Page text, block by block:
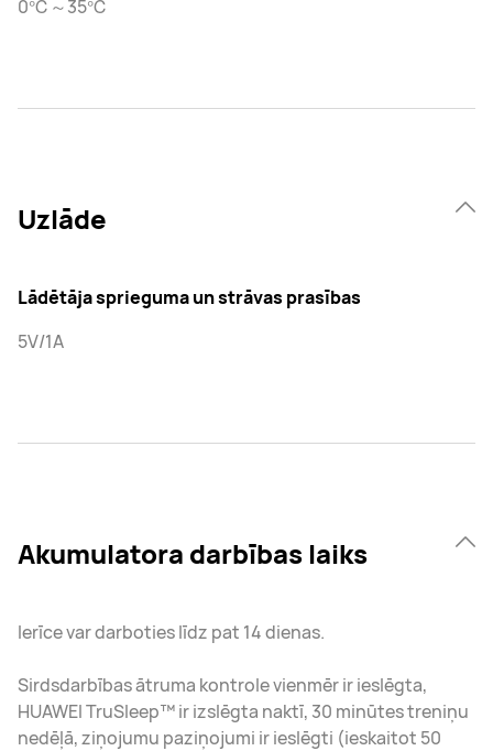
0℃～35℃
Uzlāde
Lādētāja sprieguma un strāvas prasības
5V/1A
Akumulatora darbības laiks
Ierīce var darboties līdz pat 14 dienas.
Sirdsdarbības ātruma kontrole vienmēr ir ieslēgta,
HUAWEI TruSleep™ ir izslēgta naktī, 30 minūtes treniņu
nedēļā, ziņojumu paziņojumi ir ieslēgti (ieskaitot 50